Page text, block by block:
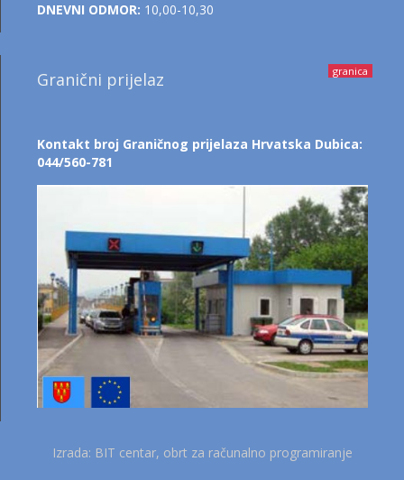
DNEVNI ODMOR: 10,00-10,30
granica
Granični prijelaz
Kontakt broj Graničnog prijelaza Hrvatska Dubica:
044/560-781
Izrada: BIT centar, obrt za računalno programiranje